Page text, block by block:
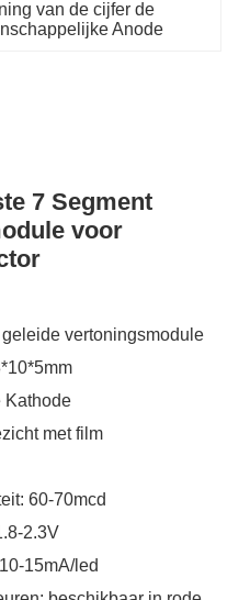
van de cijfer de
Anode
7 Segment
voor
vertoningsmodule
Kathode
met film
60-70mcd
2.3V
15mA/led